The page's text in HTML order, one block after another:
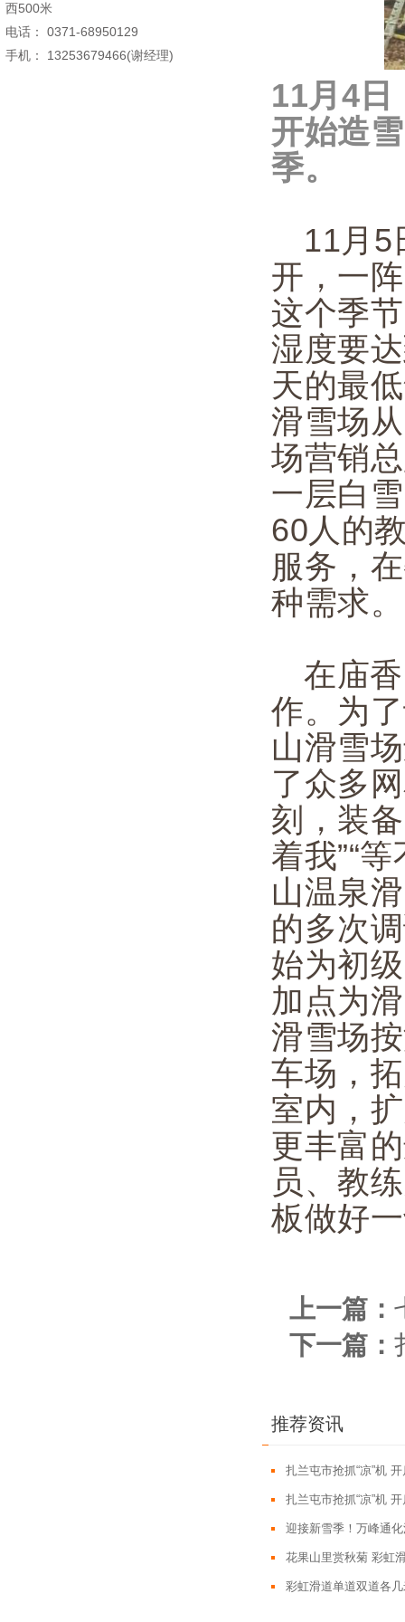
西500米
电话： 0371-68950129
手机： 13253679466(谢经理)
11月4日
开始造
季。
11月5
开，一
这个季
湿度要
天的最
滑雪场
场营销
一层白
60人的
服务，
种需求。
在庙
作。为
山滑雪
了众多
刻，装
着我”“
山温泉
的多次
始为初
加点为
滑雪场
车场，
室内，
更丰富
员、教
板做好
上一篇：
下一篇：
推荐资讯
扎兰屯市抢抓“凉”机
扎兰屯市抢抓“凉”机
迎接新雪季！万峰通
花果山里赏秋菊 彩虹
彩虹滑道单道双道各